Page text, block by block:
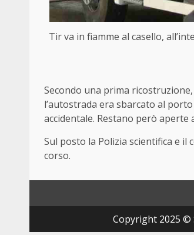
Tir va in fiamme al casello,
Secondo una prima
l’autostrada era sbarcato al
accidentale. Restano però
Sul posto la Polizia scientifica e
corso.
Copyright 2025 ©